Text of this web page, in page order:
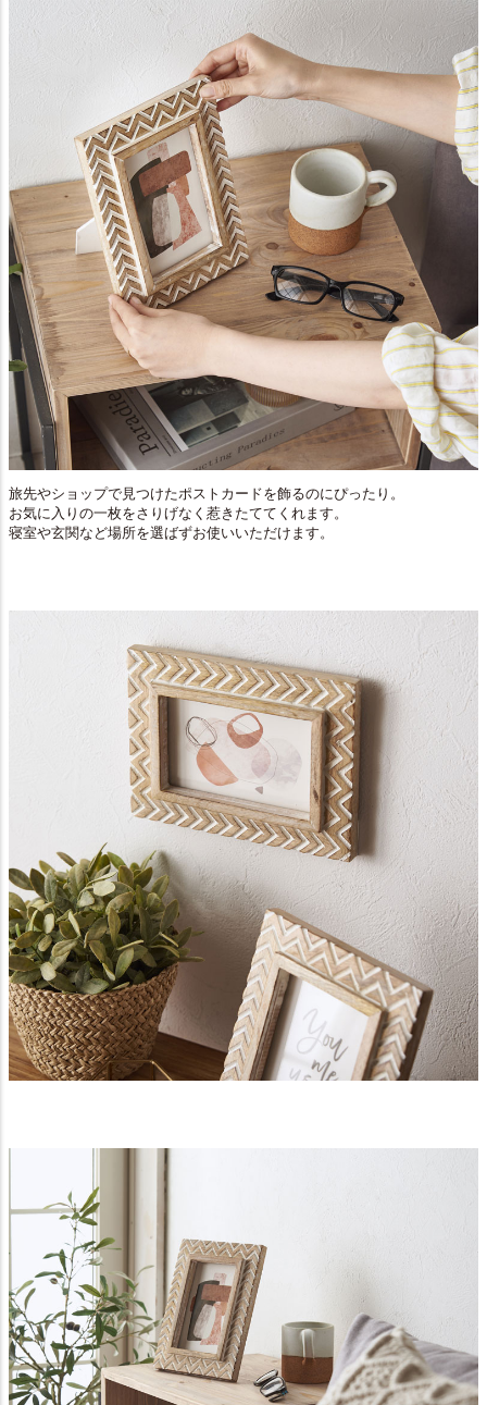
旅先やショップで見つけたポストカードを飾るのにぴったり。
お気に入りの一枚をさりげなく惹きたててくれます。
寝室や玄関など場所を選ばずお使いいただけます。